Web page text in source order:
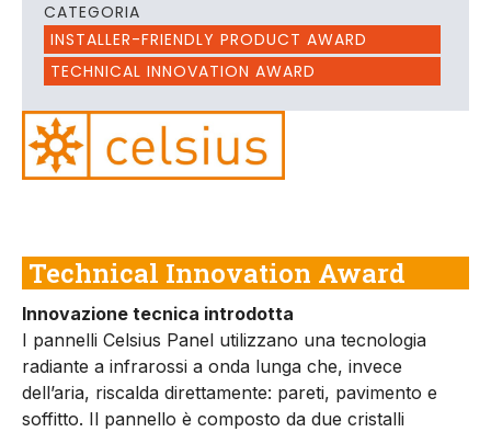
CATEGORIA
INSTALLER-FRIENDLY PRODUCT AWARD
TECHNICAL INNOVATION AWARD
Technical Innovation Award
Innovazione tecnica introdotta
I pannelli Celsius Panel utilizzano una tecnologia
radiante a infrarossi a onda lunga che, invece
dell’aria, riscalda direttamente: pareti, pavimento e
soffitto. Il pannello è composto da due cristalli